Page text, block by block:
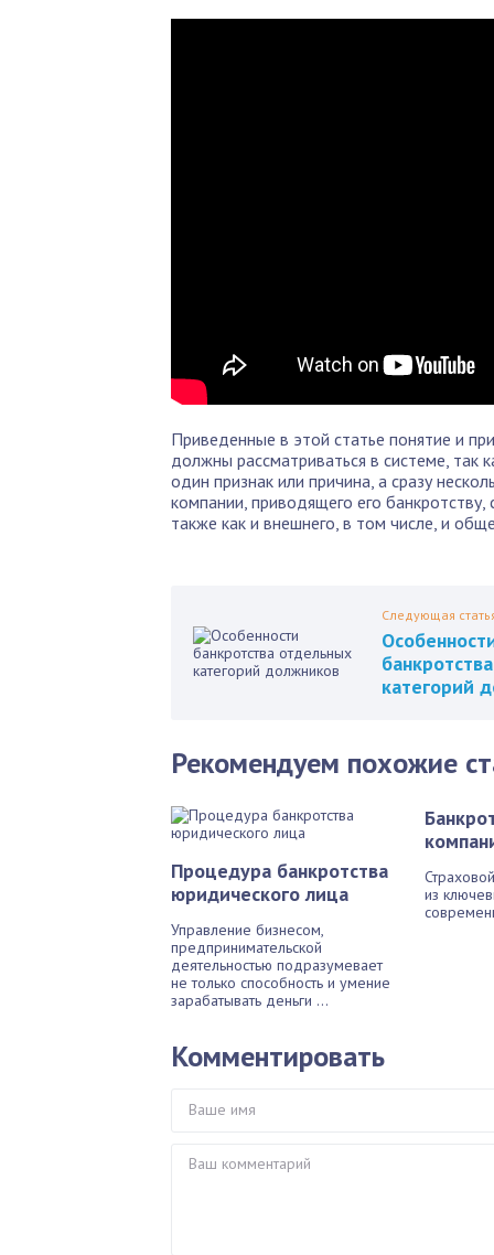
Приведенные в этой статье понятие и
должны рассматриваться в системе, так
один признак или причина, а сразу
компании, приводящего его
также как и внешнего, в том числе, и
Следующая
категорий
Рекомендуем похожие
Процедура банкротства
юридического лица
Управление бизнесом,
предпринимательской
деятельностью подразумевает
не только способность и умение
зарабатывать деньги ...
из
Комментировать